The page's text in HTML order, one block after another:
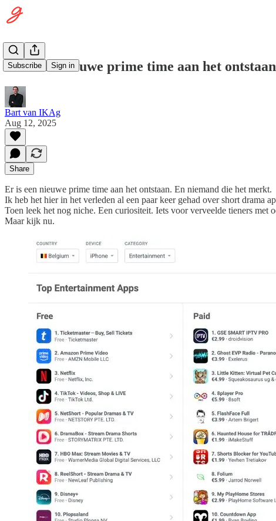
Subscribe Sign in
Er is een nieuwe prime time aan het ontstaan
Bart van IKAg
Aug 12, 2025
Share
Er is een nieuwe prime time aan het ontstaan. En niemand die het merkt.
Ik heb het hier in het verleden al een paar keer gehad over short drama
Toen leek het nog niche. Een curiositeit. Iets voor verveelde tieners met
Maar kijk nu.